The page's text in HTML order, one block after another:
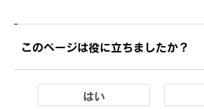
このページは役に立ちましたか？
はい